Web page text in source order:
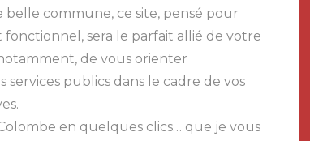
commune, ce site, pensé pour
fonctionnel, sera le parfait allié de votre
de vous orienter
services publics dans le cadre de vos
en quelques clics… que je vous